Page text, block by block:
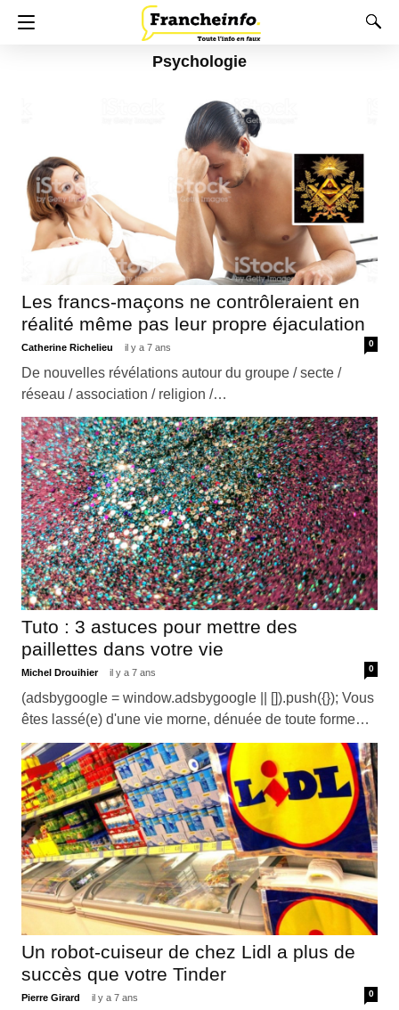
Psychologie
Les francs-maçons ne contrôleraient en
réalité même pas leur propre éjaculation
Catherine Richelieu il y a 7 ans 0
De nouvelles révélations autour du groupe / secte /
réseau / association / religion /…
Tuto : 3 astuces pour mettre des
paillettes dans votre vie
Michel Drouihier il y a 7 ans 0
(adsbygoogle = window.adsbygoogle || []).push({}); Vous
êtes lassé(e) d'une vie morne, dénuée de toute forme…
Un robot-cuiseur de chez Lidl a plus de
succès que votre Tinder
Pierre Girard il y a 7 ans 0